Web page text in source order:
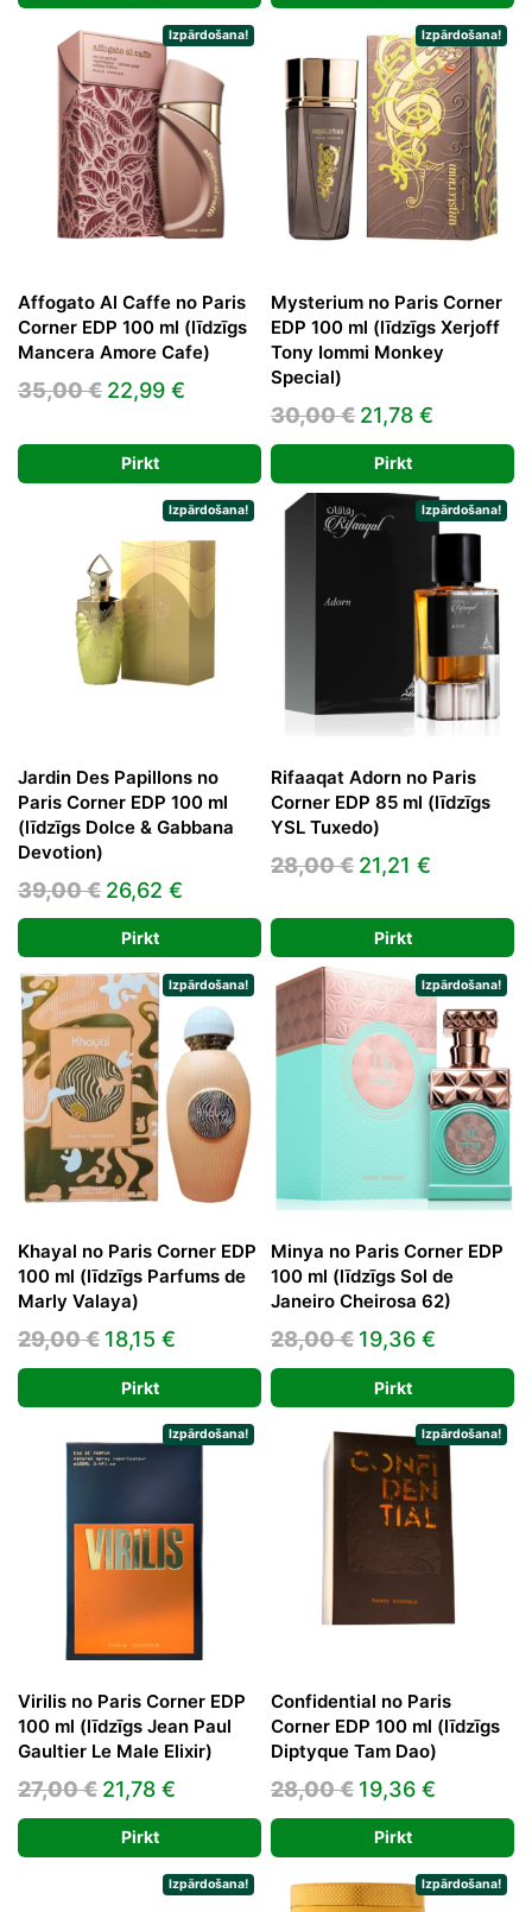
25,00 €.19,00 €.
35,00 €.24,20 €.
Izpārdošana!
Affogato Al Caffe no Paris
Corner EDP 100 ml (līdzīgs
Mancera Amore Cafe)
35,00€ Original
was:
35,00 €.
22,99 €
22,99 €.
Pirkt
Izpārdošana!
Mysterium no Paris Corner
EDP 100 ml (līdzīgs Xerjoff
Tony Iommi Monkey
Special)
30,00€ Original
price
was:
30,00 €.
21,78 €
price
is:
21,78 €.
Pirkt
Izpārdošana!
Jardin Des Papillons no
Paris Corner EDP 100 ml
(līdzīgs Dolce & Gabbana
Devotion)
39,00€ Original
price
was:
39,00 €.
26,62 €
price
is:
26,62 €.
Pirkt
Izpārdošana!
Rifaaqat Adorn no Paris
Corner EDP 85 ml (līdzīgs
YSL Tuxedo)
28,00€ Original
was:
28,00 €.
21,21 €
21,21 €.
Pirkt
Izpārdošana!
Khayal no Paris Corner EDP
100 ml (līdzīgs Parfums de
Marly Valaya)
29,00€ Original
price
was:
29,00 €.
18,15 €
price
is:
18,15 €.
Pirkt
Izpārdošana!
Minya no Paris Corner EDP
100 ml (līdzīgs Sol de
Janeiro Cheirosa 62)
28,00€ Original
price
was:
28,00 €.
19,36 €
price
is:
19,36 €.
Pirkt
Izpārdošana!
Virilis no Paris Corner EDP
100 ml (līdzīgs Jean Paul
Gaultier Le Male Elixir)
27,00€ Original
price
was:
27,00 €.
21,78 €
price
is:
21,78 €.
Pirkt
Izpārdošana!
Confidential no Paris
Corner EDP 100 ml (līdzīgs
Diptyque Tam Dao)
28,00€ Original
price
was:
28,00 €.
19,36 €
price
is:
19,36 €.
Pirkt
Izpārdošana! Izpārdošana!